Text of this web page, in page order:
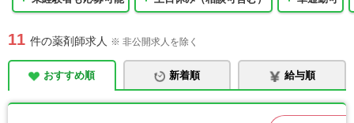
11 件の薬剤師求人 ※ 非公開求人を除く
おすすめ順 新着順 給与順